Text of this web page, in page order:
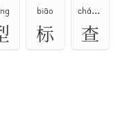
biāo
标
chá、zhā
查